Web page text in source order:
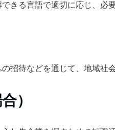
きる言語で適切に応じ、必
招待などを通じて、地域社
）